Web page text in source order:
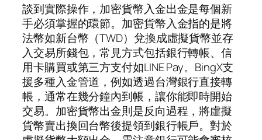
談到實際操作，加密貨幣入金出金是每個新
手必須掌握的環節。加密貨幣入金指的是將
法幣如新台幣（TWD）兌換成虛擬貨幣並存
入交易所錢包，常見方式包括銀行轉帳、信
用卡購買或第三方支付如LINE Pay。BingX支
援多種入金管道，例如透過台灣銀行直接轉
帳，通常在幾分鐘內到帳，讓你能即時開始
交易。加密貨幣出金則是反向過程，將虛擬
貨幣賣出換回台幣後提領到銀行帳戶。對於